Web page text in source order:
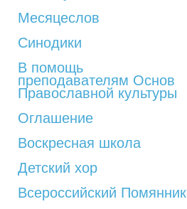
Месяцеслов
Синодики
В помощь
преподавателям Основ
Православной культуры
Оглашение
Воскресная школа
Детский хор
Всероссийский Помянник